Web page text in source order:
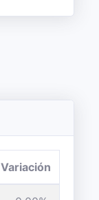
Variación